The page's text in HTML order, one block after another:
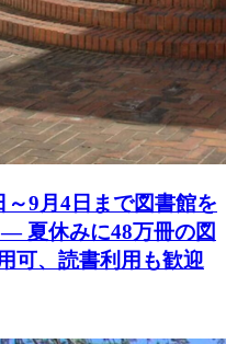
9月4日まで図書館を
夏休みに48万冊の図
可、読書利用も歓迎